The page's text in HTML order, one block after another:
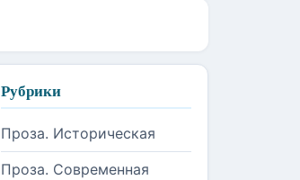
Рубрики
Проза. Историческая
Проза. Современная